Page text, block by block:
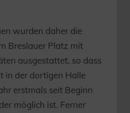
wurden daher die
Breslauer Platz mit
ausgestattet, so dass
in der dortigen Halle
erstmals seit Beginn
möglich ist. Ferner